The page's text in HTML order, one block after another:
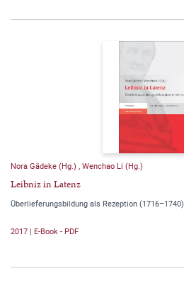
Nora Gädeke (Hg.) , Wenchao Li (Hg.)
Leibniz in Latenz
Überlieferungsbildung als Rezeption (1716–1740)
2017 | E-Book - PDF